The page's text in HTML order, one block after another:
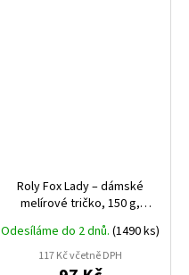
Roly Fox Lady – dámské
melírové tričko, 150 g,
polyester‑bavlna, bez
bočních švů, moderní
vzhled
Odesíláme do 2 dnů. (1490 ks)
117 Kč včetně DPH